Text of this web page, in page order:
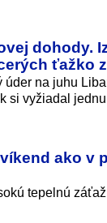
dohody.
ťažko
úder na juhu
si vyžiadal
ako v
tepelnú